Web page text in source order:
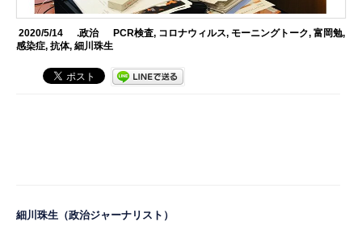
2020/5/14 .政治 PCR検査, コロナウィルス, モーニングトーク, 富岡勉,
感染症,抗体,細川珠生
細川珠生 （政治ジャーナリスト）